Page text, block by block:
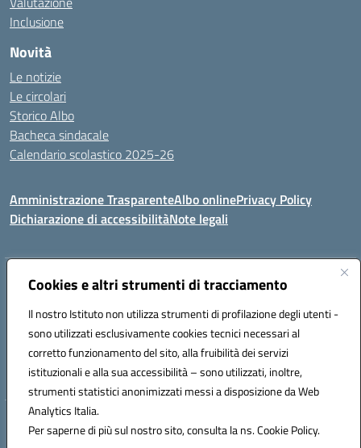
Cookies e altri strumenti di tracciamento
Il nostro Istituto non utilizza strumenti di profilazione degli utenti -
sono utilizzati esclusivamente cookies tecnici necessari al
corretto funzionamento del sito, alla fruibilità dei servizi
istituzionali e alla sua accessibilità – sono utilizzati, inoltre,
strumenti statistici anonimizzati messi a disposizione da Web
Analytics Italia.
Per saperne di più sul nostro sito, consulta la ns. Cookie Policy.
Inclusione
Novità
Le notizie
Le circolari
Storico Albo
Bacheca sindacale
Calendario scolastico 2025-26
Amministrazione TrasparenteAlbo onlinePrivacy Policy
Dichiarazione di accessibilitàNote legali
Indirizzo:VIA A. DE GASPERI, 41 RUDIANO 25030 RUDIANO
Posta elettronica certificata (PEC):bsic86100r@pec.istruzione.it
Codice fiscale: 82002390175
Codice meccanografico: BSIC86100R
Hosting & Powered by 3D Solution S.r.l.
Concept & Design by Designers Italia